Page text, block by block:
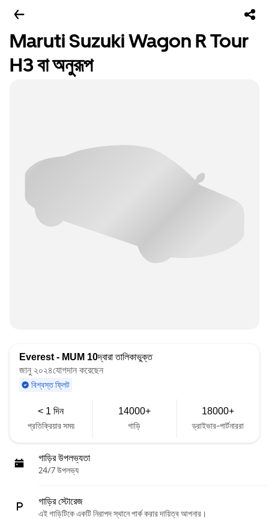
Maruti Suzuki Wagon R Tour
H3 বা অনুরূপ
Everest - MUM 10দ্বারা তালিকাভুক্ত
জানু ২০২৪যোগদান করেছেন
বিশ্বস্ত ফ্লিট
< 1 দিন
প্রতিক্রিয়ার সময়
14000+
গাড়ি
18000+
ড্রাইভার-পার্টনাররা
গাড়ির উপলভ্যতা
24/7 উপলভ্য
গাড়ির স্টোরেজ
এই গাড়িটিকে একটি নিরাপদ স্থানে পার্ক করার দায়িত্ব আপনার।